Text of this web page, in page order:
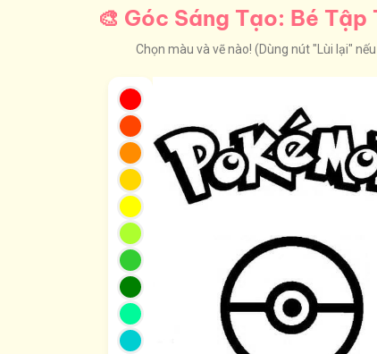
🎨 Góc Sáng Tạo: Bé Tập
Chọn màu và vẽ nào! (Dùng nút "Lùi lại"